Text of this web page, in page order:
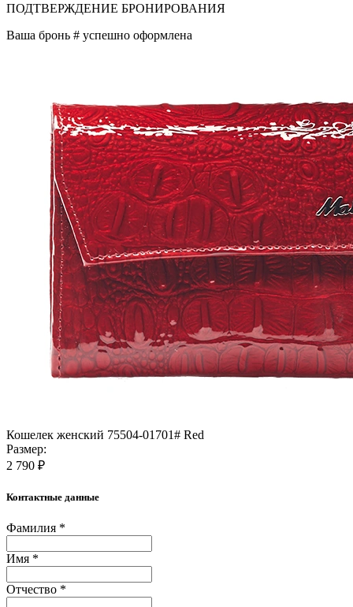
ПОДТВЕРЖДЕНИЕ БРОНИРОВАНИЯ
Ваша бронь # успешно оформлена
Кошелек женский 75504-01701# Red
Размер:
2 790 ₽
Контактные данные
Фамилия *
Имя *
Отчество *